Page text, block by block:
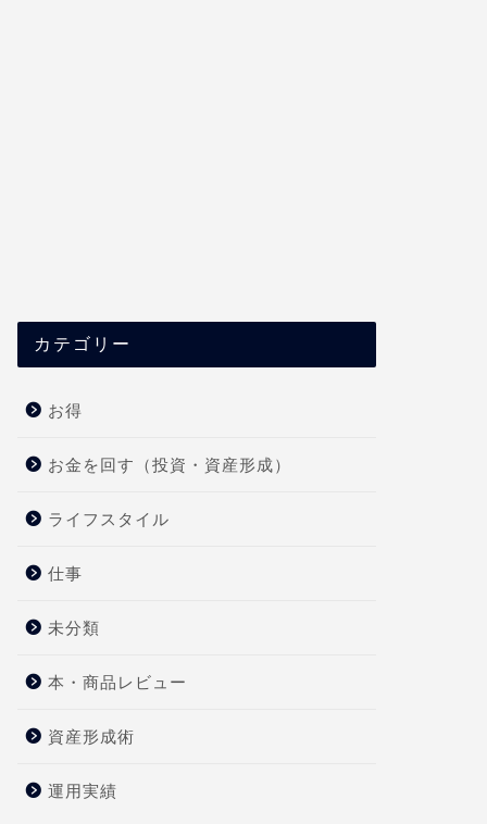
カテゴリー
お得
お金を回す（投資・資産形成）
ライフスタイル
仕事
未分類
本・商品レビュー
資産形成術
運用実績